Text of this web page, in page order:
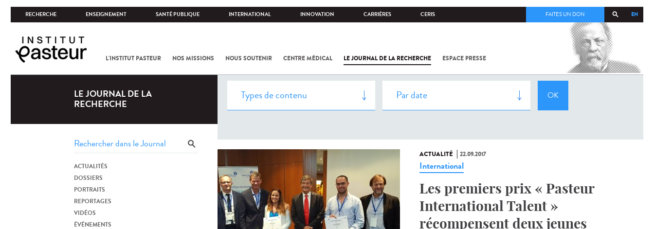
RECHERCHE ENSEIGNEMENT SANTÉ PUBLIQUE INTERNATIONAL INNOVATION CARRIÈRES CERIS EN
FAITES UN DON
L'INSTITUT PASTEUR NOS MISSIONS NOUS SOUTENIR CENTRE MÉDICAL LE JOURNAL DE LA RECHERCHE ESPACE PRESSE
COV-2 /
L'INSTITUT
PASTEUR
LE JOURNAL DE LA
RECHERCHE
ACTUALITÉS
DOSSIERS
PORTRAITS
REPORTAGES
VIDÉOS
ÉVÉNEMENTS
ACTUALITÉ 22.09.2017
International
Les premiers prix « Pasteur
International Talent »
récompensent deux jeunes